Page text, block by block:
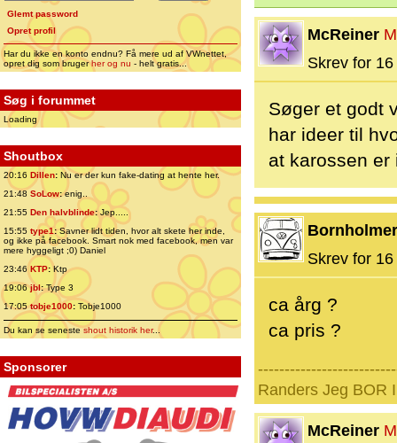
Glemt password
Opret profil
Har du ikke en konto endnu? Få mere ud af VWnettet,
opret dig som brugerher og nu - helt gratis...
Søg i forummet
Loading
Shoutbox
20:16 Dillen: Nu er der kun fake-dating at hente her.
21:48 SoLow:enig..
21:55 Den halvblinde:Jep.....
15:55 type1:Savner lidt tiden, hvor alt skete her inde,
og ikke på facebook. Smart nok med facebook, men var
mere hyggeligt ;0) Daniel
23:46 KTP:Ktp
19:06jbl:Type 3
17:05tobje1000: Tobje1000
Du kan se senesteshout historik her...
Sponsorer
McReiner
Skrev for
Søger et godt
har ideer til
at karossen er
Bornholmer
Skrev for
ca årg ?
ca pris ?
Randers Jeg BOR
McReiner